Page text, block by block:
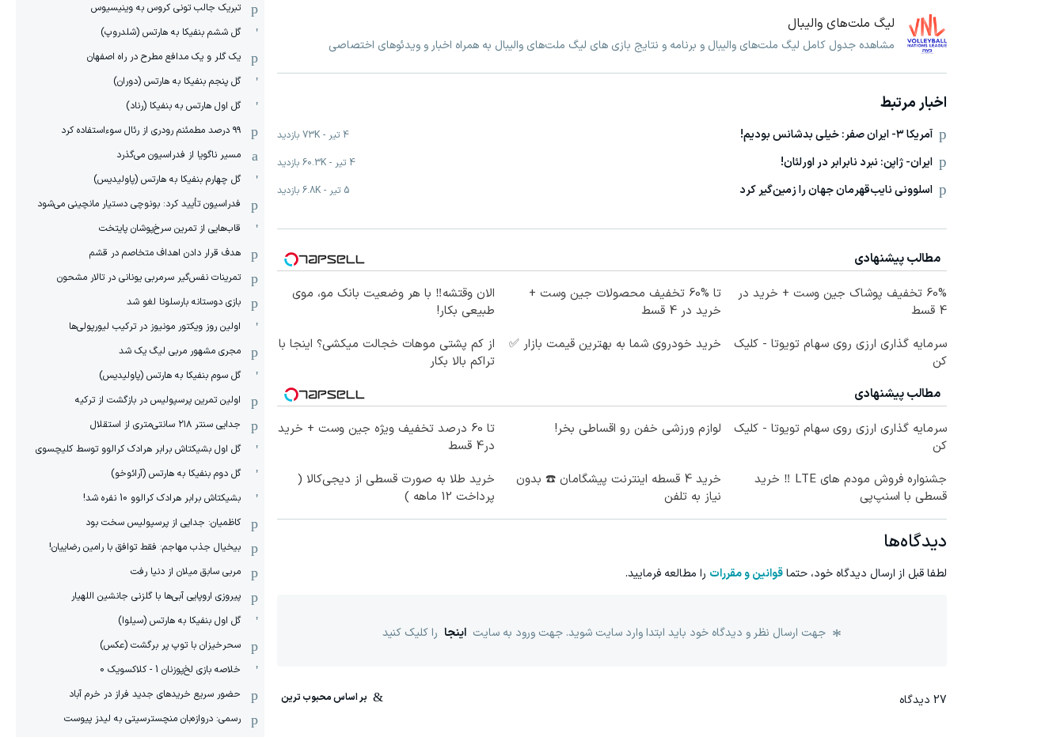
لیگ ملت‌های والیبال
مشاهده جدول کامل لیگ ملت‌های والیبال و برنامه و نتایج بازی های لیگ ملت‌های والیبال به همراه اخبار و ویدئوهای اختصاصی
اخبار مرتبط
آمریکا ۳- ایران صفر: خیلی بدشانس بودیم! 4 تیر -
73K بازدید
ایران- ژاپن: نبرد نابرابر در اورلئان! 4 تیر -
60.3K بازدید
اسلوونی نایب‌قهرمان جهان را زمین‌گیر کرد 5 تیر -
6.8K بازدید
مطالب پیشنهادی
60% تخفیف پوشاک جین وست + خرید در
4 قسط
تا %60 تخفیف محصولات جین وست +
خرید در 4 قسط
الان وقتشه‼️ با هر وضعیت بانک مو، موی
طبیعی بکار!
سرمایه گذاری ارزی روی سهام تویوتا - کلیک
کن
خرید خودروی شما به بهترین قیمت بازار ✅
از کم پشتی موهات خجالت میکشی؟ اینجا با
تراکم بالا بکار
مطالب پیشنهادی
سرمایه گذاری ارزی روی سهام تویوتا - کلیک
کن
لوازم ورزشی خفن رو اقساطی بخر!
تا 60 درصد تخفیف ویژه جین وست + خرید
در4 قسط
جشنواره فروش مودم های LTE ‼️ خرید
قسطی با اسنپ‌پی
خرید 4 قسطه اینترنت پیشگامان ☎️ بدون
نیاز به تلفن
خرید طلا به صورت قسطی از دیجی‌کالا (
پرداخت 12 ماهه )
دیدگاه‌ها
لطفا قبل از ارسال دیدگاه خود، حتماقوانین و مقررات را مطالعه فرمایید.
جهت ارسال نظر و دیدگاه خود باید ابتدا وارد سایت شوید. جهت ورود به سایت اینجا را کلیک کنید
27 دیدگاه
تبریک جالب تونی کروس به وینیسیوس
گل ششم بنفیکا به هارتس (شلدروپ)
یک گلر و یک مدافع مطرح در راه اصفهان
گل پنجم بنفیکا به هارتس (دوران)
گل اول هارتس به بنفیکا (رناد)
۹۹ درصد مطمئنم رودری از رئال سوءاستفاده کرد
مسیر ناگویا از فدراسیون می‌گذرد
گل چهارم بنفیکا به هارتس (پاولیدیس)
فدراسیون تأیید کرد: بونوچی دستیار مانچینی می‌شود
قاب‌هایی از تمرین سرخ‌پوشان پایتخت
هدف قرار دادن اهداف متخاصم در قشم
‏تمرینات نفس‌گیر سرمربی یونانی در تالار مشحون
بازی دوستانه بارسلونا لغو شد
اولین روز ویکتور مونیوز در ترکیب لیورپولی‌ها
مجری مشهور مربی لیگ یک شد
گل سوم بنفیکا به هارتس (پاولیدیس)
اولین تمرین پرسپولیس در بازگشت از ترکیه
جدایی سنتر ۲۱۸ سانتی‌متری از استقلال
گل اول بشیکتاش برابر هرادک کرالوو توسط کلیچسوی
گل دوم بنفیکا به هارتس (آرائوخو)
بشیکتاش برابر هرادک کرالوو 10 نفره شد!
کاظمیان: جدایی از پرسپولیس سخت بود
بیخیال جذب مهاجم: فقط توافق با رامین رضاییان!
مربی سابق میلان از دنیا رفت
پیروزی اروپایی آبی‌ها با گلزنی جانشین اللهیار
گل اول بنفیکا به هارتس (سیلوا)
سحرخیزان با توپ پر برگشت (عکس)
خلاصه بازی لخ‌پوزنان 1 - کلاکسویک 0
حضور سریع خریدهای جدید فراز در خرم آباد
رسمی: دروازه‌بان منچسترسیتی به لیدز پیوست